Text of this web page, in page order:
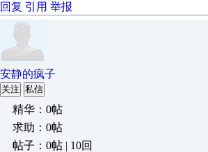
回复 引用 举报
安静的疯子
关注 私信
精华：0帖
求助：0帖
帖子：0帖 | 10回